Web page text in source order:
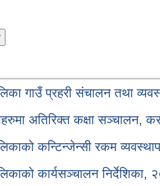
गाउँ प्रहरी संचालन तथा
अतिरिक्त कक्षा सञ्चालन,
कन्टिन्जेन्सी रकम
कार्यसञ्‍चालन निर्देशिका,